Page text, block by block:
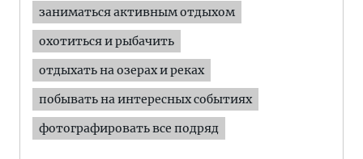
заниматься активным отдыхом
охотиться и рыбачить
отдыхать на озерах и реках
побывать на интересных событиях
фотографировать все подряд